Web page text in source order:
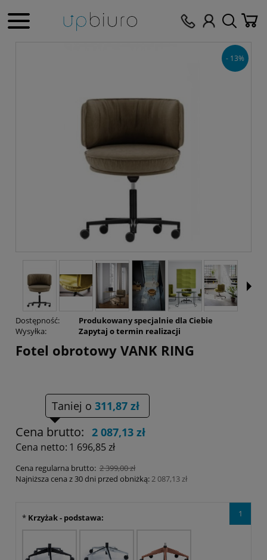
- 13%
Dostępność:
Produkowany specjalnie dla Ciebie
Wysyłka:
Zapytaj o termin realizacji
Fotel obrotowy VANK RING
Taniej o 311,87 zł
Cena brutto: 2 087,13 zł
Cena netto: 1 696,85 zł
Cena regularna brutto: 2 399,00 zł
Najniższa cena z 30 dni przed obniżką:2 087,13 zł
1
* Krzyżak - podstawa: